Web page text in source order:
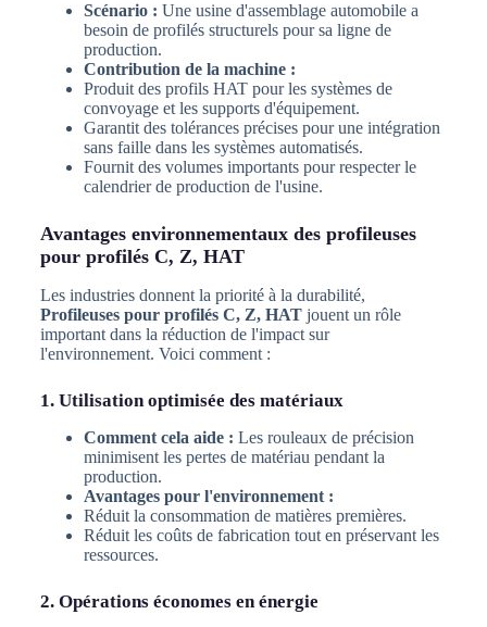
Scénario : Une usine d'assemblage automobile a
besoin de profilés structurels pour sa ligne de
production.
Contribution de la machine :
Produit des profils HAT pour les systèmes de
convoyage et les supports d'équipement.
Garantit des tolérances précises pour une intégration
sans faille dans les systèmes automatisés.
Fournit des volumes importants pour respecter le
calendrier de production de l'usine.
Avantages environnementaux des profileuses
pour profilés C, Z, HAT
Les industries donnent la priorité à la durabilité,
Profileuses pour profilés C, Z, HATjouent un rôle
important dans la réduction de l'impact sur
l'environnement. Voici comment :
1. Utilisation optimisée des matériaux
Comment cela aide : Les rouleaux de précision
minimisent les pertes de matériau pendant la
production.
Avantages pour l'environnement :
Réduit la consommation de matières premières.
Réduit les coûts de fabrication tout en préservant les
ressources.
2. Opérations économes en énergie